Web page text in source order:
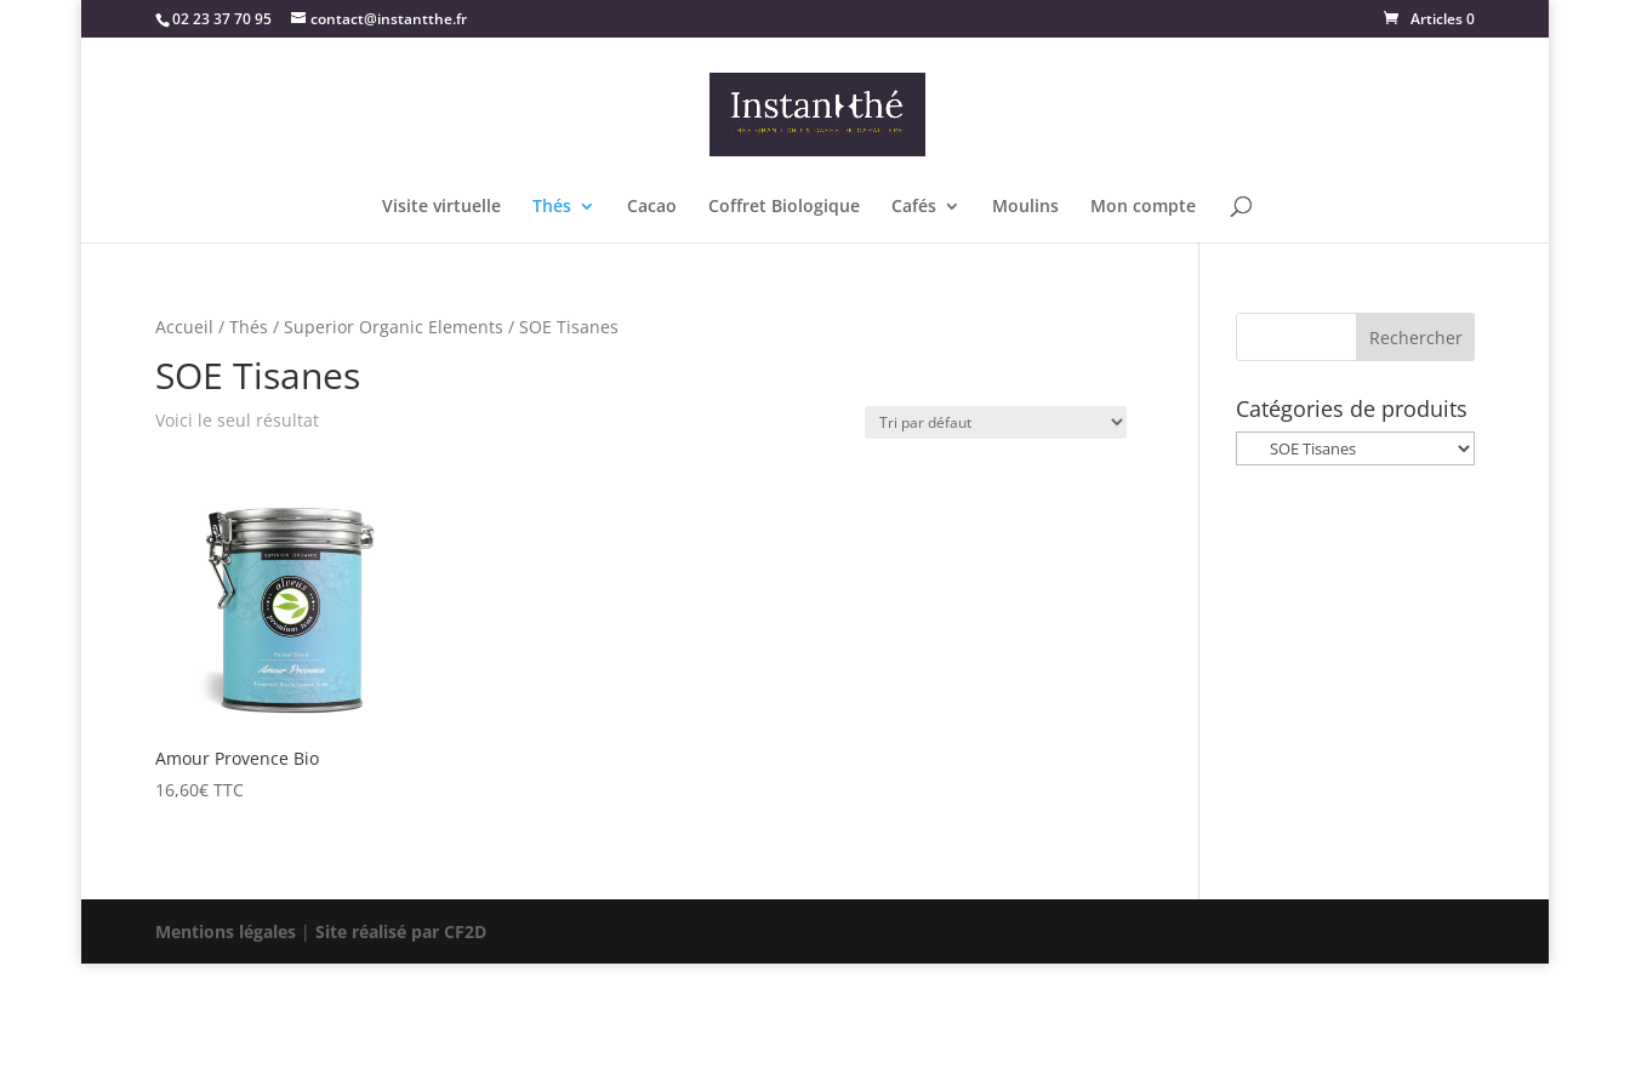
02 23 37 70 95 contact@instantthe.fr Articles 0
Visite virtuelle Thés Cacao Coffret Biologique Cafés Moulins Mon compte
Accueil / Thés / Superior Organic Elements / SOE Tisanes
SOE Tisanes
Voici le seul résultat
Amour Provence Bio
16,60€ TTC
Catégories de produits
Mentions légales | Site réalisé par CF2D